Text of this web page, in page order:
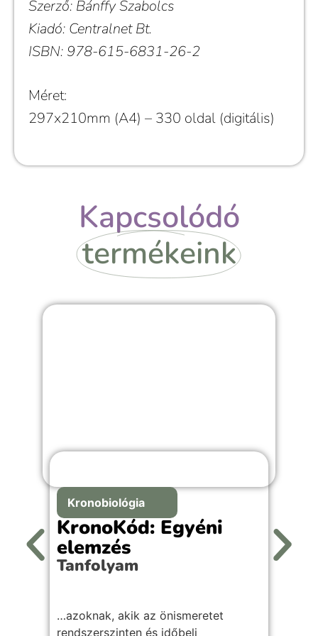
Szerző: Bánffy Szabolcs
Kiadó: Centralnet Bt.
ISBN: 978-615-6831-26-2
Méret:
297x210mm (A4) – 330 oldal (digitális)
Kapcsolódó
termékeink
Kronobiológia
KronoKód: Egyéni
elemzés
Tanfolyam
…azoknak, akik az önismeretet
rendszerszinten és időbeli